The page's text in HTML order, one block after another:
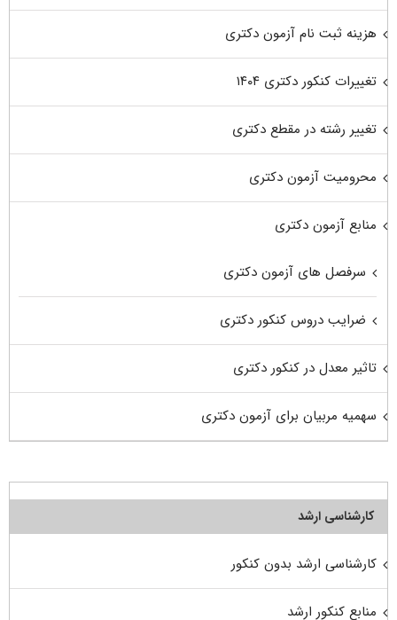
هزینه ثبت نام آزمون دکتری
تغییرات کنکور دکتری ۱۴۰۴
تغییر رشته در مقطع دکتری
محرومیت آزمون دکتری
منابع آزمون دکتری
سرفصل های آزمون دکتری
ضرایب دروس کنکور دکتری
تاثیر معدل در کنکور دکتری
سهمیه مربیان برای آزمون دکتری
کارشناسی ارشد
کارشناسی ارشد بدون کنکور
منابع کنکور ارشد